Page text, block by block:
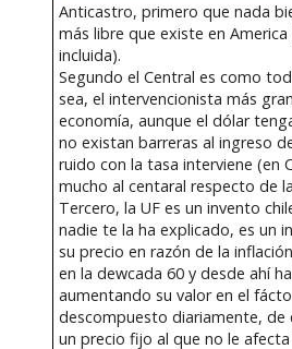
Anticastro, primero que nada
más libre que existe en
incluida).
Segundo el Central es como
sea, el intervencionista más
economía, aunque el dólar
no existan barreras al ingreso
ruido con la tasa interviene (en
mucho al centaral respecto de
Tercero, la UF es un invento
nadie te la ha explicado, es un
su precio en razón de la
en la dewcada 60 y desde ahí
aumentando su valor en el
descompuesto diariamente, de
un precio fijo al que no le